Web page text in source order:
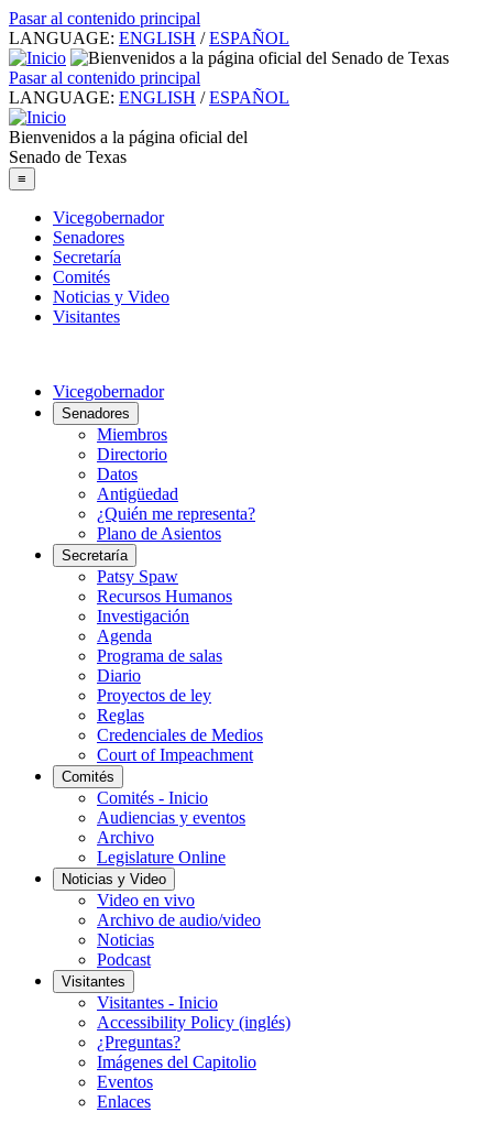
Pasar al contenido principal
LANGUAGE: ENGLISH / ESPAÑOL
Pasar al contenido principal
LANGUAGE: ENGLISH / ESPAÑOL
Bienvenidos a la página oficial del
Senado de Texas
≡
Vicegobernador
Senadores
Secretaría
Comités
Noticias y Video
Visitantes
Vicegobernador
Senadores
Miembros
Directorio
Datos
Antigüedad
¿Quién me representa?
Plano de Asientos
Secretaría
Patsy Spaw
Recursos Humanos
Investigación
Agenda
Programa de salas
Diario
Proyectos de ley
Reglas
Credenciales de Medios
Court of Impeachment
Comités
Comités - Inicio
Audiencias y eventos
Archivo
Legislature Online
Noticias y Video
Video en vivo
Archivo de audio/video
Noticias
Podcast
Visitantes
Visitantes - Inicio
Accessibility Policy (inglés)
¿Preguntas?
Imágenes del Capitolio
Eventos
Enlaces